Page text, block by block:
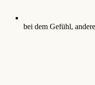
bei dem Gefühl,